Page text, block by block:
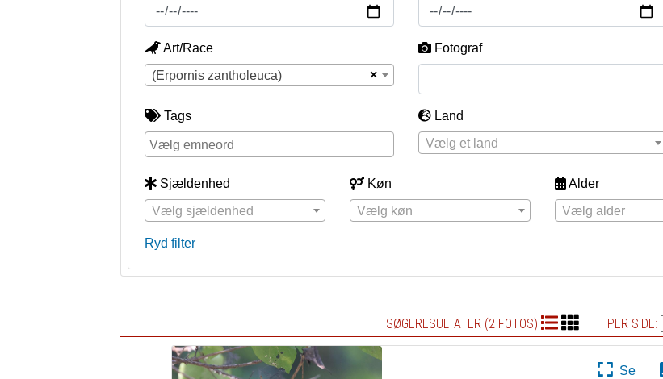
Art/Race
×
(Erpornis zantholeuca)
Fotograf
Tags
Land
Vælg et land
Sjældenhed
Vælg sjældenhed
Køn
Vælg køn
Alder
Vælg alder
Ryd filter
SØGERESULTATER (2 FOTOS) PER SIDE:
Se